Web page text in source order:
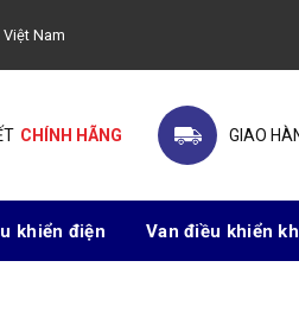
Nam
CHÍNH HÃNG GIAO
khiển điện Van điều khiển